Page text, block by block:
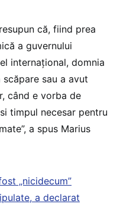
că, fiind prea
a guvernului
internațional, domnia
sau a avut
când e vorba de
timpul necesar pentru
a spus Marius
„nicidecum”
a declarat